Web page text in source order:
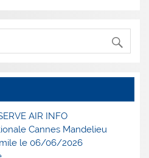
AIR INFO
Cannes Mandelieu
le 06/06/2026